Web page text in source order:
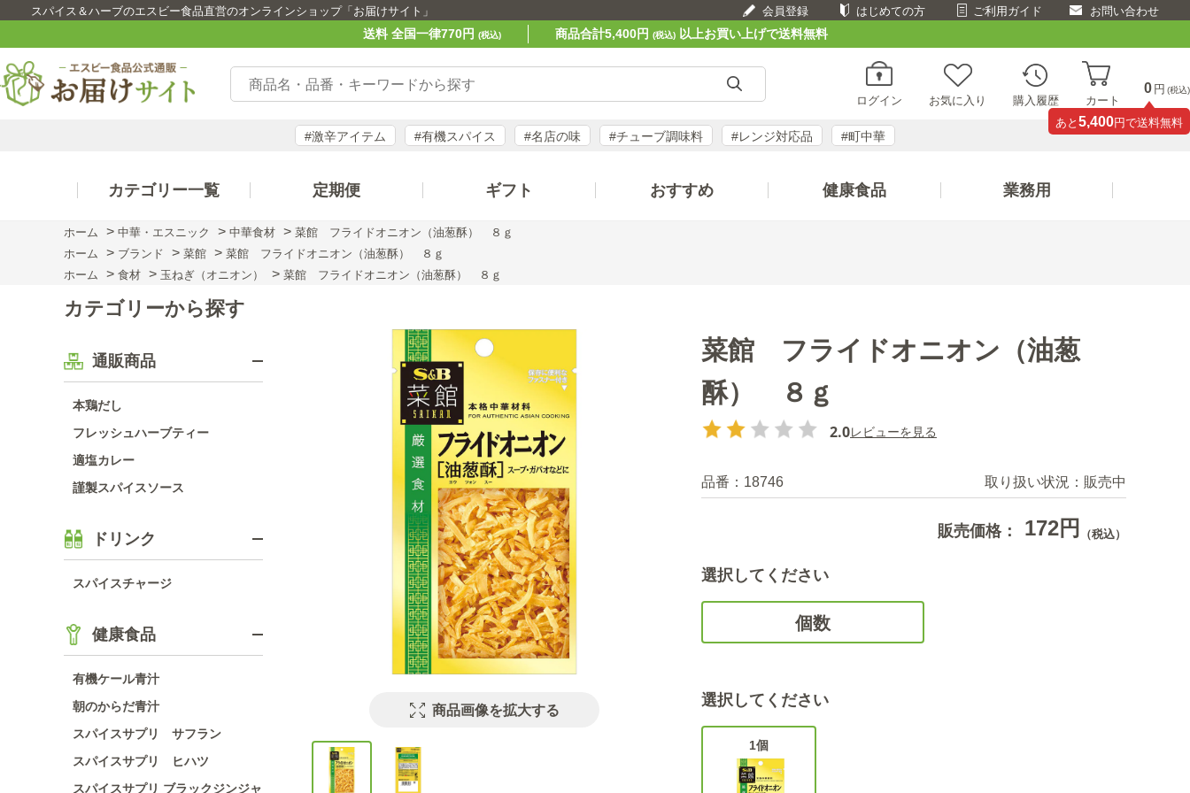
スパイス＆ハーブのエスビー食品直営のオンラインショップ「お届けサイト」 会員登録 はじめての方 ご利用ガイド お問い合わせ
送料 全国一律770円 (税込) 商品合計5,400円 (税込)以上お買い上げで送料無料
ログイン お気に入り 購入履歴 カート
0 円 (税込)
あと 5,400円で送料無料
#激辛アイテム #有機スパイス #名店の味 #チューブ調味料 #レンジ対応品 #町中華
カテゴリー一覧 定期便 ギフト おすすめ 健康食品 業務用
ホーム > 中華・エスニック > 中華食材 > 菜館 フライドオニオン（油葱酥） ８ｇ
ホーム
> ブランド > 菜館 > 菜館 フライドオニオン（油葱酥） ８ｇ
ホーム
> 食材 > 玉ねぎ（オニオン） > 菜館 フライドオニオン（油葱酥） ８ｇ
カテゴリーから探す
通販商品
本鶏だし
フレッシュハーブティー
適塩カレー
謹製スパイスソース
ドリンク
スパイスチャージ
健康食品
有機ケール青汁
朝のからだ青汁
スパイスサプリ サフラン
スパイスサプリ ヒハツ
スパイスサプリ ブラックジンジャ
商品画像を拡大する
菜館 フライドオニオン（油葱
酥） ８ｇ
2.0レビューを見る
品番： 18746 取り扱い状況： 販売中
販売価格： 172円 （税込）
選択してください
個数
選択してください
1個